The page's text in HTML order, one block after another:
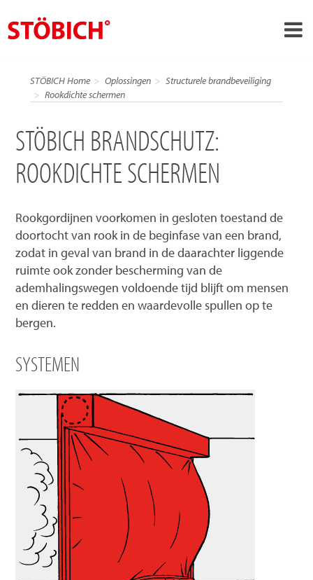
Over ons
Oplossingen
Referenties
Over Stöbich
Actueel
Contact
STÖBICH Home Oplossingen
Structurele brandbeveiliging
Rookdichte schermen
STÖBICH BRANDSCHUTZ:
ROOKDICHTE SCHERMEN
Rookgordijnen voorkomen in gesloten toestand de
doortocht van rook in de beginfase van een brand,
zodat in geval van brand in de daarachter liggende
ruimte ook zonder bescherming van de
ademhalingswegen voldoende tijd blijft om mensen
en dieren te redden en waardevolle spullen op te
bergen.
SYSTEMEN